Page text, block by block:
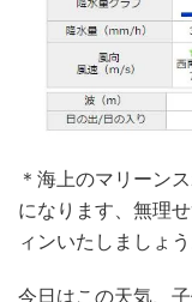
＊海上のマリーン
になります、無理
ィンいたしましょう
今日はこの天気、